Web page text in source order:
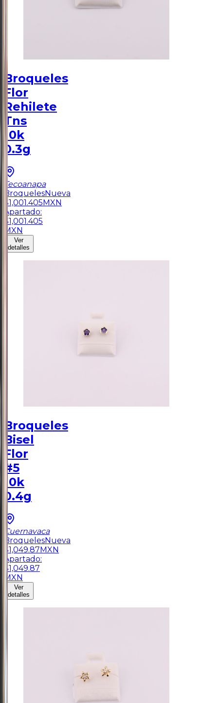
Broqueles
Flor
Rehilete
Tns
10k
0.3g
Tecoanapa
BroquelesNueva
$1,001.405MXN
Apartado:
$1,001.405
MXN
Ver
detalles
Broqueles
Bisel
Flor
#5
10k
0.4g
Cuernavaca
BroquelesNueva
$1,049.87MXN
Apartado:
$1,049.87
MXN
Ver
detalles